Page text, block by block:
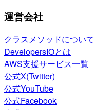
運営会社
クラスメソッドについて
DevelopersIOとは
AWS支援サービス一覧
公式X(Twitter)
公式YouTube
公式Facebook